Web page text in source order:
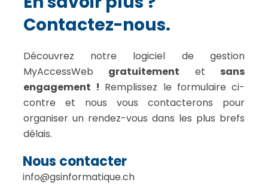
Contactez-nous.
Découvrez notre logiciel de gestion
MyAccessWeb gratuitement et sans
engagement ! Remplissez le formulaire ci-
contre et nous vous contacterons pour
organiser un rendez-vous dans les plus brefs
délais.
Nous contacter
info@gsinformatique.ch